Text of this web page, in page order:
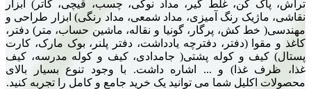
تراش، پاک کن، غلط گیر، مداد نوکی، چسب، قیچی، کاتر) ابزار
نقاشی، ماژیک رنگ آمیزی، مداد شمعی، مداد رنگی) ابزار طراحی و
مهندسی( خط کش، پرگار، گونیا و نقاله، ماشین حساب، متر) دفتر،
کاغذ و مقوا (دفتر، دفترچه یادداشت، دفتر پلنر، بوک مارک، کارت
پستال) کیف و کوله پشتی( جامدادی، کیف و کوله مدرسه، کیف
غذا، ظرف غذا) و ... اشاره داشت. با وجود تنوع بسیار بالای
محصولات اکلیل شما می توانید یک خرید جامع و کامل را تجربه کنید.